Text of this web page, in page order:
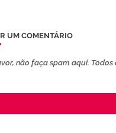
UM COMENTÁRIO
não faça spam aqui.